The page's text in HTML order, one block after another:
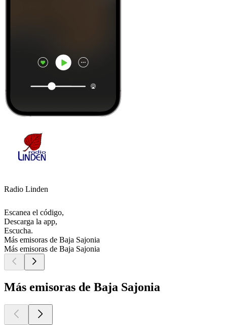
Radio Linden
Escanea el código,
Descarga la app,
Escucha.
Más emisoras de Baja Sajonia
Más emisoras de Baja Sajonia
Más emisoras de Baja Sajonia